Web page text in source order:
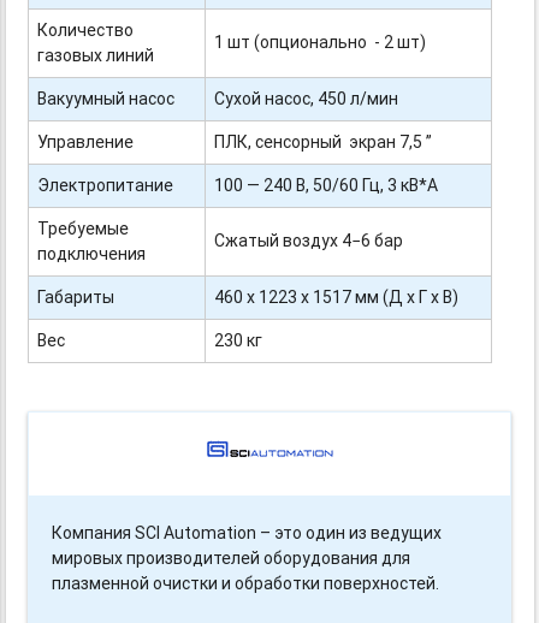
Количество
газовых линий
1 шт (опционально - 2 шт)
Вакуумный насос
Сухой насос, 450 л/мин
Управление
ПЛК, сенсорный экран 7,5 ”
Электропитание
100 — 240 В, 50/60 Гц, 3 кВ*А
Требуемые
подключения
Сжатый воздух 4−6 бар
Габариты
460 х 1223 х 1517 мм (Д х Г х В)
Вес
230 кг
Компания SCI Automation – это один из ведущих
мировых производителей оборудования для
плазменной очистки и обработки поверхностей.